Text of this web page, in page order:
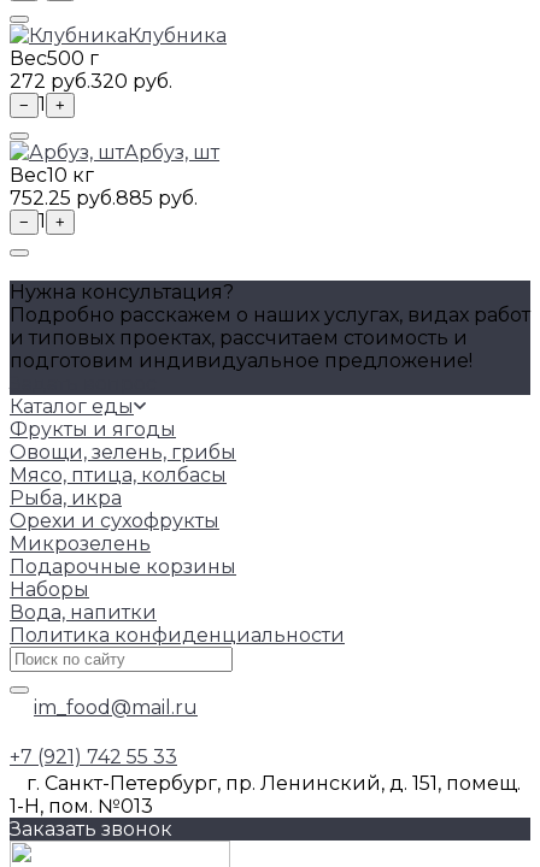
Клубника
Вес500 г
272 руб.320 руб.
− 1 +
Арбуз, шт
Вес10 кг
752.25 руб.885 руб.
− 1 +
Нужна консультация?
Подробно расскажем о наших услугах, видах работ
и типовых проектах, рассчитаем стоимость и
подготовим индивидуальное предложение!
Каталог еды
Фрукты и ягоды
Овощи, зелень, грибы
Мясо, птица, колбасы
Рыба, икра
Орехи и сухофрукты
Микрозелень
Подарочные корзины
Наборы
Вода, напитки
Политика конфиденциальности
im_food@mail.ru
+7 (921) 742 55 33
г. Санкт-Петербург, пр. Ленинский, д. 151, помещ.
1-Н, пом. №013
Заказать звонок